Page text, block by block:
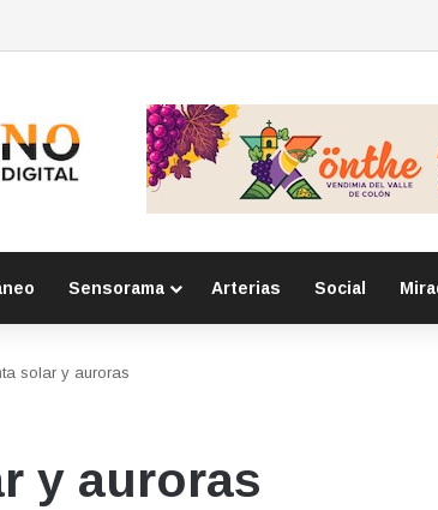
de limpieza vuelca en la carretera 57 y provoca cierre vial
Sensorama Arterias Social
solar y auroras
y auroras